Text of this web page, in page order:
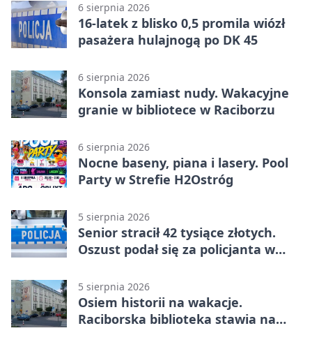
6 sierpnia 2026
16-latek z blisko 0,5 promila wiózł
pasażera hulajnogą po DK 45
6 sierpnia 2026
Konsola zamiast nudy. Wakacyjne
granie w bibliotece w Raciborzu
6 sierpnia 2026
Nocne baseny, piana i lasery. Pool
Party w Strefie H2Ostróg
5 sierpnia 2026
Senior stracił 42 tysiące złotych.
Oszust podał się za policjanta w
5 sierpnia 2026
Osiem historii na wakacje.
Raciborska biblioteka stawia na